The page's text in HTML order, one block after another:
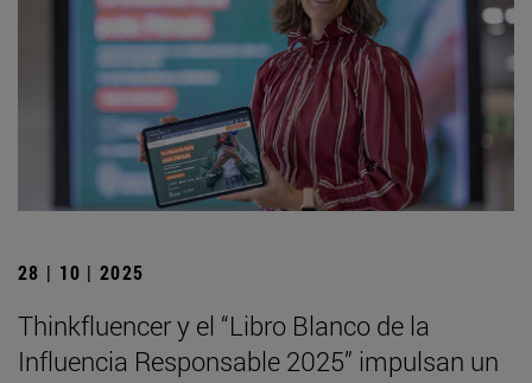
28 | 10 | 2025
Thinkfluencer y el “Libro Blanco de la
Influencia Responsable 2025” impulsan un